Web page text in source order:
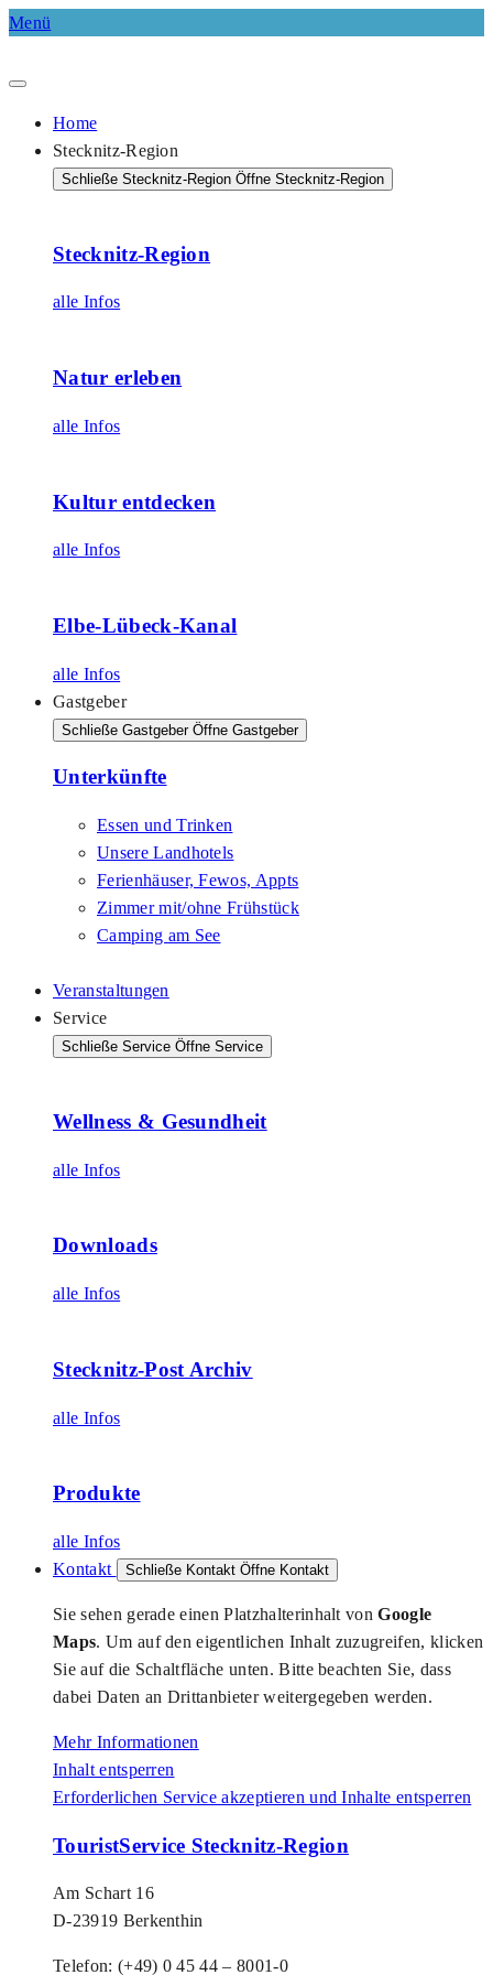
Menü
Home
Stecknitz-Region
Schließe Stecknitz-Region Öffne Stecknitz-Region
Stecknitz-Region
alle Infos
Natur erleben
alle Infos
Kultur entdecken
alle Infos
Elbe-Lübeck-Kanal
alle Infos
Gastgeber
Schließe Gastgeber Öffne Gastgeber
Unterkünfte
Essen und Trinken
Unsere Landhotels
Ferienhäuser, Fewos, Appts
Zimmer mit/ohne Frühstück
Camping am See
Veranstaltungen
Service
Schließe Service Öffne Service
Wellness & Gesundheit
alle Infos
Downloads
alle Infos
Stecknitz-Post Archiv
alle Infos
Produkte
alle Infos
Kontakt
Schließe Kontakt Öffne Kontakt
Sie sehen gerade einen Platzhalterinhalt vonGoogle
Maps. Um auf den eigentlichen Inhalt zuzugreifen, klicken
Sie auf die Schaltfläche unten. Bitte beachten Sie, dass
dabei Daten an Drittanbieter weitergegeben werden.
Mehr Informationen
Inhalt entsperren
Erforderlichen Service akzeptieren und Inhalte entsperren
TouristService Stecknitz-Region
Am Schart 16
D-23919 Berkenthin
Telefon: (+49) 0 45 44 – 8001-0